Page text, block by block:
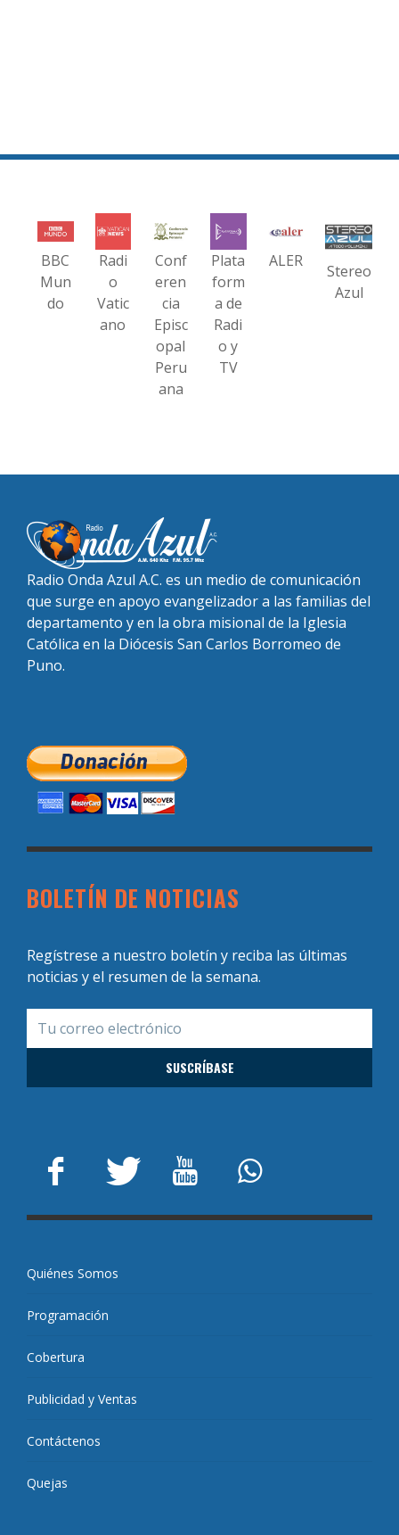
BBC
Mun
do
Radi
o
Vatic
ano
Conf
eren
cia
Episc
opal
Peru
ana
Plata
form
a de
Radi
o y
TV
ALER
Stereo
Azul
Radio Onda Azul A.C. es un medio de comunicación
que surge en apoyo evangelizador a las familias del
departamento y en la obra misional de la Iglesia
Católica en la Diócesis San Carlos Borromeo de
Puno.
BOLETÍN DE NOTICIAS
Regístrese a nuestro boletín y reciba las últimas
noticias y el resumen de la semana.
Quiénes Somos
Programación
Cobertura
Publicidad y Ventas
Contáctenos
Quejas